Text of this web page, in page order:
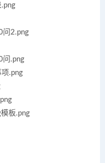
2.png
.png
.png
板.png